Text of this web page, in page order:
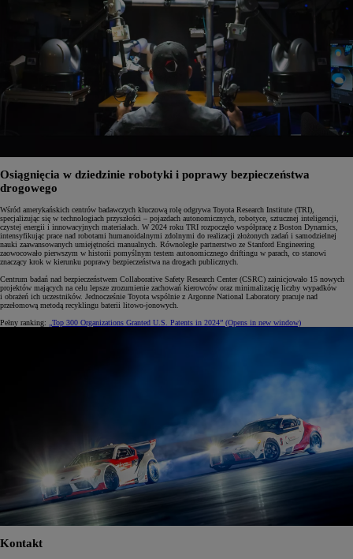
Osiągnięcia w dziedzinie robotyki i poprawy bezpieczeństwa
drogowego
Wśród amerykańskich centrów badawczych kluczową rolę odgrywa Toyota Research Institute (TRI),
specjalizując się w technologiach przyszłości – pojazdach autonomicznych, robotyce, sztucznej inteligencji,
czystej energii i innowacyjnych materiałach. W 2024 roku TRI rozpoczęło współpracę z Boston Dynamics,
intensyfikując prace nad robotami humanoidalnymi zdolnymi do realizacji złożonych zadań i samodzielnej
nauki zaawansowanych umiejętności manualnych. Równoległe partnerstwo ze Stanford Engineering
zaowocowało pierwszym w historii pomyślnym testem autonomicznego driftingu w parach, co stanowi
znaczący krok w kierunku poprawy bezpieczeństwa na drogach publicznych.
Centrum badań nad bezpieczeństwem Collaborative Safety Research Center (CSRC) zainicjowało 15 nowych
projektów mających na celu lepsze zrozumienie zachowań kierowców oraz minimalizację liczby wypadków
i obrażeń ich uczestników. Jednocześnie Toyota wspólnie z Argonne National Laboratory pracuje nad
przełomową metodą recyklingu baterii litowo-jonowych.
Pełny ranking:
„Top 300 Organizations Granted U.S. Patents in 2024” (Opens in new window)
Kontakt